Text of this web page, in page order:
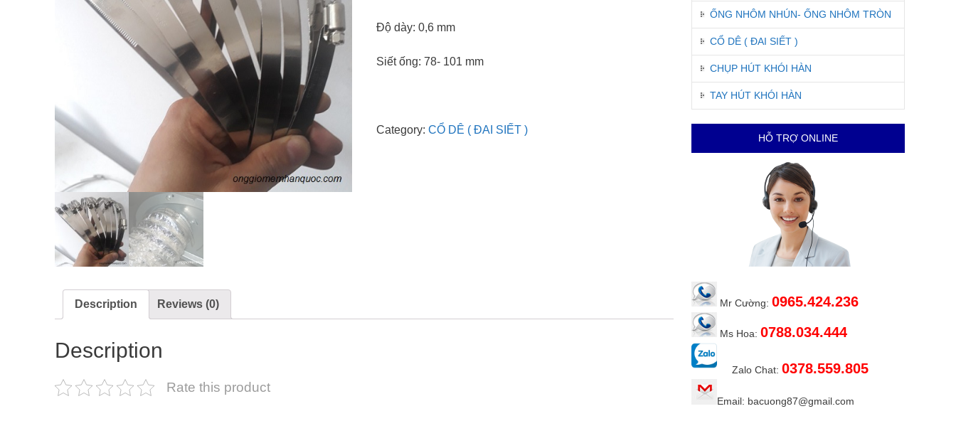
Độ dày: 0,6 mm
Siết ống: 78- 101 mm
Category:CỔ DÊ ( ĐAI SIẾT )
Description Reviews (0)
Description
Rate this product
ỐNG NHÔM NHÚN- ỐNG NHÔM TRÒN
CỔ DÊ ( ĐAI SIẾT )
CHỤP HÚT KHÓI HÀN
TAY HÚT KHÓI HÀN
HỖ TRỢ ONLINE
Mr Cường: 0965.424.236
Ms Hoa: 0788.034.444
Zalo Chat: 0378.559.805
Email: bacuong87@gmail.com